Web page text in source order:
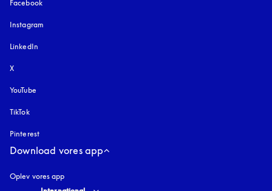
Facebook
Instagram
LinkedIn
X
YouTube
TikTok
Pinterest
Download vores app
Oplev vores app